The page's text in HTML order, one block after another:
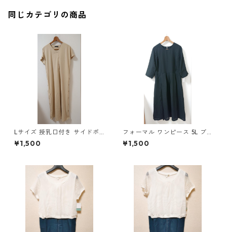
同じカテゴリの商品
Lサイズ 授乳口付き サイドボ
タンデザイン ワンピース マタ
ニティ ベージュ ◆KIY-1303
¥1,500
フォーマル ワンピース 5L ブ
ラック ◆KIY-1300◆
¥1,500